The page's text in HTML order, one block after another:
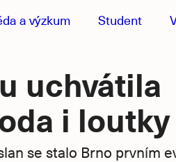
a výzkum Student
uchvátila
i loutky
se stalo Brno prvním